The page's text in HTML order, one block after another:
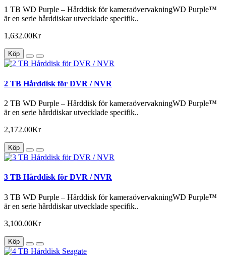
1 TB WD Purple – Hårddisk för kameraövervakningWD Purple™
är en serie hårddiskar utvecklade specifik..
1,632.00Kr
Köp
2 TB Hårddisk för DVR / NVR
2 TB WD Purple – Hårddisk för kameraövervakningWD Purple™
är en serie hårddiskar utvecklade specifik..
2,172.00Kr
Köp
3 TB Hårddisk för DVR / NVR
3 TB WD Purple – Hårddisk för kameraövervakningWD Purple™
är en serie hårddiskar utvecklade specifik..
3,100.00Kr
Köp